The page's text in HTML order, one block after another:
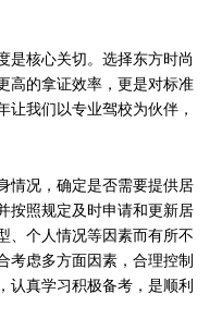
是核心关切。选择东方时尚
高的拿证效率，更是对标准
让我们以专业驾校为伙伴，
情况，确定是否需要提供居
按照规定及时申请和更新居
、个人情况等因素而有所不
考虑多方面因素，合理控制
认真学习积极备考，是顺利